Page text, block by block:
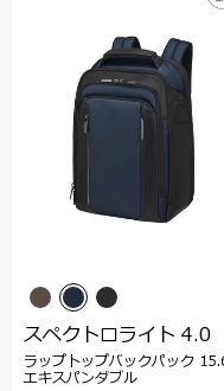
スペクトロライト 4.0
ラップトップバックパック
エキスパンダブル